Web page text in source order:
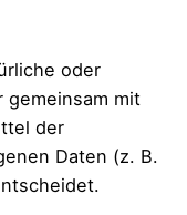
oder
gemeinsam mit
der
Daten (z. B.